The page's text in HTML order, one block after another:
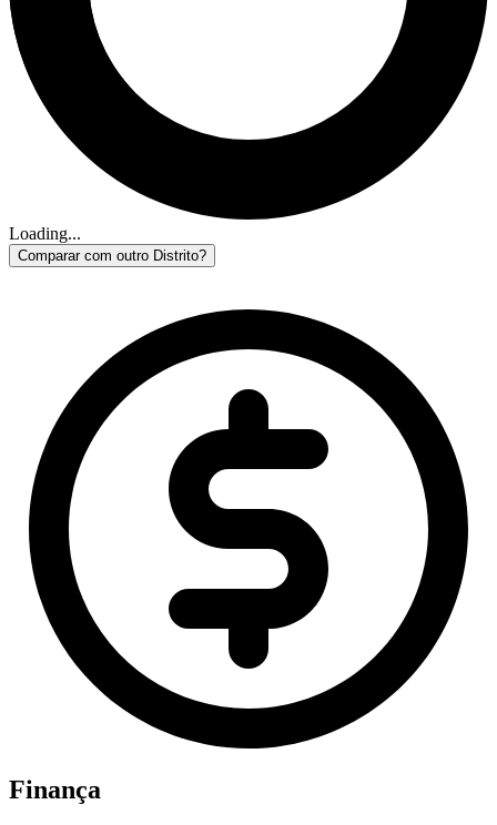
Loading...
Comparar com outro Distrito?
Finança